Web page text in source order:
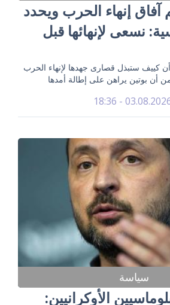
آفاق إنهاء الحرب ويحدد
نسعى لإنهائها قبل
كييف ستبذل قصارى جهدها لإنهاء الحرب
أن بوتين يراهن على إطالة أمدها
03.08.2026 -
سياسة
الأوكرانيين: